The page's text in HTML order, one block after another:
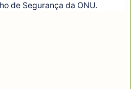
de Segurança da ONU.